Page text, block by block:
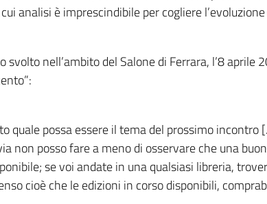
analisi è imprescindibile per cogliere
svolto nell’ambito del Salone di Ferrara, l’8
quale possa essere il tema del prossimo
non posso fare a meno di osservare che una
se voi andate in una qualsiasi libreria,
cioè che le edizioni in corso disponibili,